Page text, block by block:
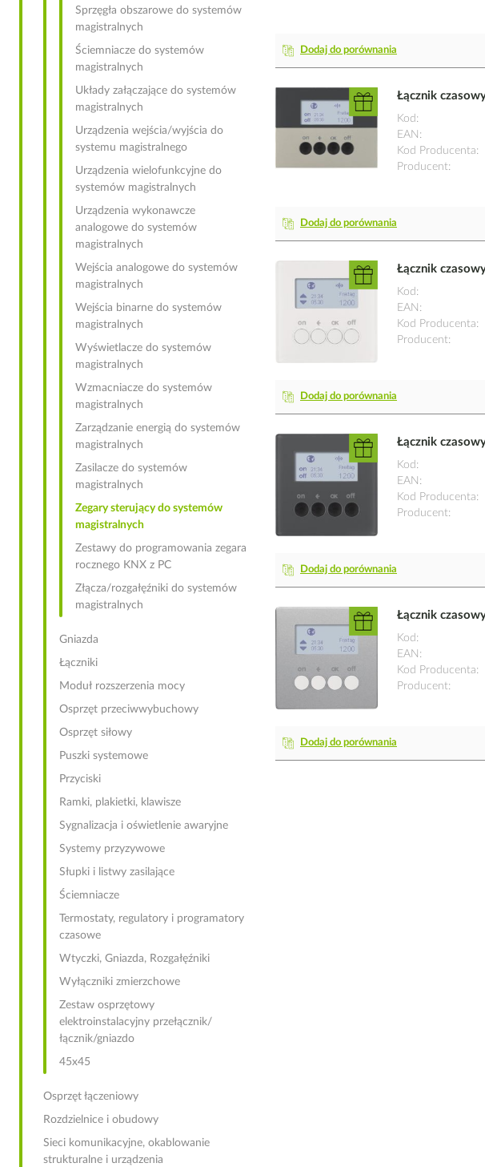
Dodaj do porównania
Łącznik
Kod
EAN
Kod Producenta
Producent
Dodaj do porównania
Łącznik
Kod
EAN
Kod Producenta
Producent
Dodaj do porównania
Łącznik
Kod
EAN
Kod Producenta
Producent
Dodaj do porównania
Łącznik
Kod
EAN
Kod Producenta
Producent
Dodaj do porównania
Sprzęgła obszarowe do systemów
magistralnych
Ściemniacze do systemów
magistralnych
Układy załączające do systemów
magistralnych
Urządzenia wejścia/wyjścia do
systemu magistralnego
Urządzenia wielofunkcyjne do
systemów magistralnych
Urządzenia wykonawcze
analogowe do systemów
magistralnych
Wejścia analogowe do systemów
magistralnych
Wejścia binarne do systemów
magistralnych
Wyświetlacze do systemów
magistralnych
Wzmacniacze do systemów
magistralnych
Zarządzanie energią do systemów
magistralnych
Zasilacze do systemów
magistralnych
Zegary sterujący do systemów
magistralnych
Zestawy do programowania zegara
rocznego KNX z PC
Złącza/rozgałęźniki do systemów
magistralnych
Gniazda
Łączniki
Moduł rozszerzenia mocy
Osprzęt przeciwwybuchowy
Osprzęt siłowy
Puszki systemowe
Przyciski
Ramki, plakietki, klawisze
Sygnalizacja i oświetlenie awaryjne
Systemy przyzywowe
Słupki i listwy zasilające
Ściemniacze
Termostaty, regulatory i programatory
czasowe
Wtyczki, Gniazda, Rozgałęźniki
Wyłączniki zmierzchowe
Zestaw osprzętowy
elektroinstalacyjny przełącznik/
łącznik/gniazdo
45x45
Osprzęt łączeniowy
Rozdzielnice i obudowy
Sieci komunikacyjne, okablowanie
strukturalne i urządzenia